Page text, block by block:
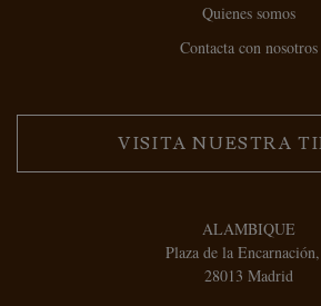
Quienes somos
Contacta con nosotros
VISITA NUESTRA
ALAMBIQUE
Plaza de la
28013 Madrid